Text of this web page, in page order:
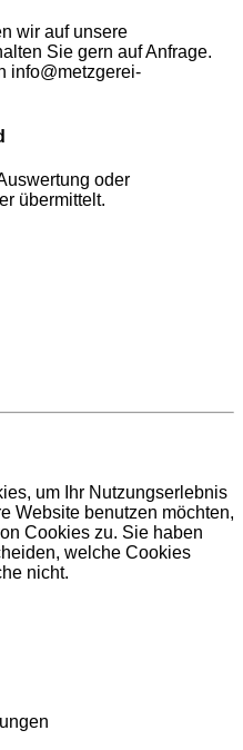
wir auf unsere
Sie gern auf Anfrage.
info@metzgerei-
oder
übermittelt.
um Ihr Nutzungserlebnis
Website benutzen möchten,
Cookies zu. Sie haben
welche Cookies
nicht.